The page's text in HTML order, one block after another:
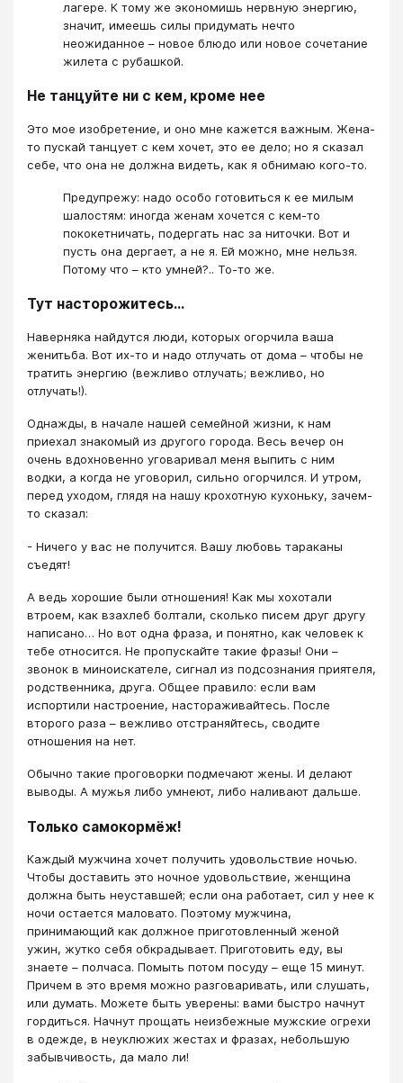
лагере. К тому же экономишь нервную энергию,
значит, имеешь силы придумать нечто
неожиданное – новое блюдо или новое сочетание
жилета с рубашкой.
Не танцуйте ни с кем, кроме нее
Это мое изобретение, и оно мне кажется важным. Жена-
то пускай танцует с кем хочет, это ее дело; но я сказал
себе, что она не должна видеть, как я обнимаю кого-то.
Предупрежу: надо особо готовиться к ее милым
шалостям: иногда женам хочется с кем-то
пококетничать, подергать нас за ниточки. Вот и
пусть она дергает, а не я. Ей можно, мне нельзя.
Потому что – кто умней?.. То-то же.
Тут насторожитесь…
Наверняка найдутся люди, которых огорчила ваша
женитьба. Вот их-то и надо отлучать от дома – чтобы не
тратить энергию (вежливо отлучать; вежливо, но
отлучать!).
Однажды, в начале нашей семейной жизни, к нам
приехал знакомый из другого города. Весь вечер он
очень вдохновенно уговаривал меня выпить с ним
водки, а когда не уговорил, сильно огорчился. И утром,
перед уходом, глядя на нашу крохотную кухоньку, зачем-
то сказал:
- Ничего у вас не получится. Вашу любовь тараканы
съедят!
А ведь хорошие были отношения! Как мы хохотали
втроем, как взахлеб болтали, сколько писем друг другу
написано… Но вот одна фраза, и понятно, как человек к
тебе относится. Не пропускайте такие фразы! Они –
звонок в миноискателе, сигнал из подсознания приятеля,
родственника, друга. Общее правило: если вам
испортили настроение, настораживайтесь. После
второго раза – вежливо отстраняйтесь, сводите
отношения на нет.
Обычно такие проговорки подмечают жены. И делают
выводы. А мужья либо умнеют, либо наливают дальше.
Только самокормёж!
Каждый мужчина хочет получить удовольствие ночью.
Чтобы доставить это ночное удовольствие, женщина
должна быть неуставшей; если она работает, сил у нее к
ночи остается маловато. Поэтому мужчина,
принимающий как должное приготовленный женой
ужин, жутко себя обкрадывает. Приготовить еду, вы
знаете – полчаса. Помыть потом посуду – еще 15 минут.
Причем в это время можно разговаривать, или слушать,
или думать. Можете быть уверены: вами быстро начнут
гордиться. Начнут прощать неизбежные мужские огрехи
в одежде, в неуклюжих жестах и фразах, небольшую
забывчивость, да мало ли!